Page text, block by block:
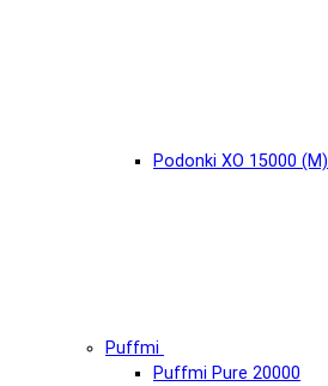
Podonki XO 15000 (М)
Puffmi
Puffmi Pure 20000